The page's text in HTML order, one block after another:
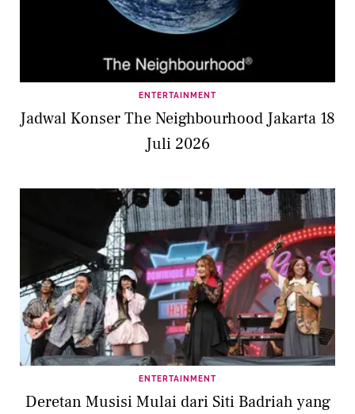
ENTERTAINMENT
Jadwal Konser The Neighbourhood Jakarta 18
Juli 2026
ENTERTAINMENT
Deretan Musisi Mulai dari Siti Badriah yang